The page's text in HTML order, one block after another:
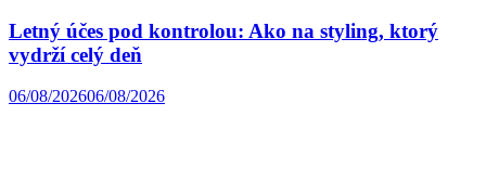
Letný účes pod kontrolou: Ako na styling, ktorý
vydrží celý deň
06/08/202606/08/2026